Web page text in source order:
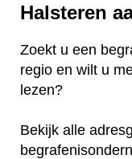
Halsteren
Zoekt u een
regio en wilt u
lezen?
Bekijk alle